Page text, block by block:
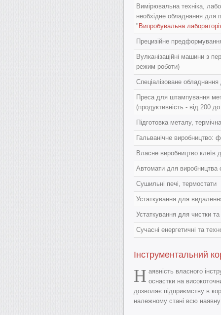
Вимірювальна техніка,
необхідне обладнання для
" Випробувальна
Прецизійне
Вулканізаційні машини з
режим роботи)
Спеціалізоване
Преса для штампування
(продуктивність - від 200
Підготовка металу,
Гальванічне виробництво:
Власне виробництво клеїв
Автомати для виробництва
Сушильні печі, термостати
Устаткування для
Устаткування для чистки
Сучасні енергетичні та
Інструментальний
Н аявність власного
оснастки на
дозволяє підприємству в
належному стані всю